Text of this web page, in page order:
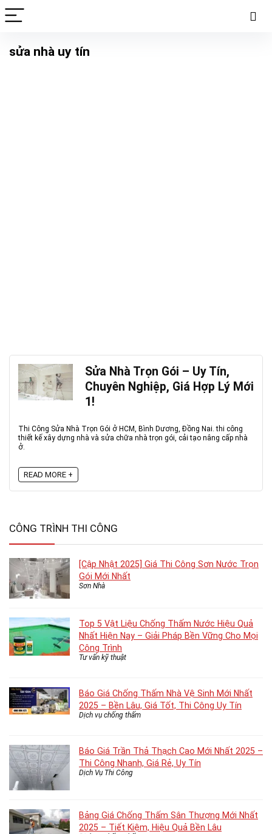
sửa nhà uy tín
Sửa Nhà Trọn Gói – Uy Tín,
Chuyên Nghiệp, Giá Hợp Lý Mới
1!
Thi Công Sửa Nhà Trọn Gói ở HCM, Bình Dương, Đồng Nai. thi công
thiết kế xây dựng nhà và sửa chữa nhà trọn gói, cải tạo nâng cấp nhà
ở.
READ MORE +
CÔNG TRÌNH THI CÔNG
[Cập Nhật 2025] Giá Thi Công Sơn Nước Trọn
Gói Mới Nhất
Sơn Nhà
Top 5 Vật Liệu Chống Thấm Nước Hiệu Quả
Nhất Hiện Nay – Giải Pháp Bền Vững Cho Mọi
Công Trình
Tư vấn kỹ thuật
Báo Giá Chống Thấm Nhà Vệ Sinh Mới Nhất
2025 – Bền Lâu, Giá Tốt, Thi Công Uy Tín
Dịch vụ chống thấm
Báo Giá Trần Thả Thạch Cao Mới Nhất 2025 –
Thi Công Nhanh, Giá Rẻ, Uy Tín
Dịch Vụ Thi Công
Bảng Giá Chống Thấm Sân Thượng Mới Nhất
2025 – Tiết Kiệm, Hiệu Quả Bền Lâu